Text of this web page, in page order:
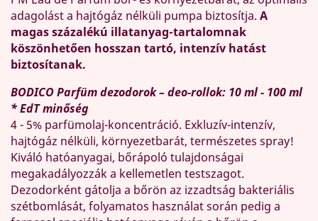
adagolást a hajtógáz nélküli pumpa biztosítja. A
magas százalékú illatanyag-tartalomnak
köszönhetően hosszan tartó, intenzív hatást
biztosítanak.
BODICO Parfüm dezodorok – deo-rollok: 10 ml - 100 ml
* EdT minőség
4 - 5% parfümolaj-koncentráció. Exkluzív-intenzív,
hajtógáz nélküli, környezetbarát, természetes spray!
Kiváló hatóanyagai, bőrápoló tulajdonságai
megakadályozzák a kellemetlen testszagot.
Dezodorként gátolja a bőrön az izzadtság bakteriális
szétbomlását, folyamatos használat során pedig a